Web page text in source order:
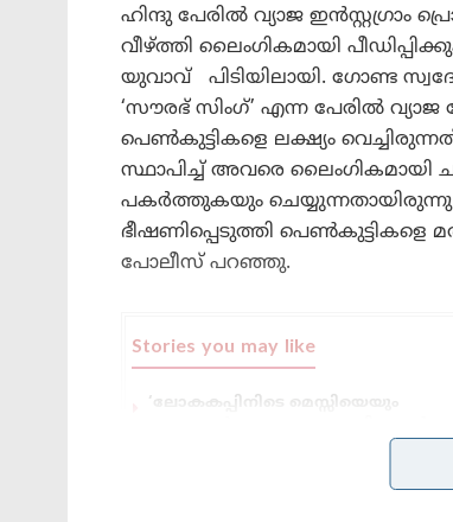
ഹിന്ദു പേരിൽ വ്യാജ
വീഴ്ത്തി ലൈംഗികമായി
യുവാവ് പിടിയിലായി. ഗോണ്ട
‘സൗരഭ് സിംഗ്’ എന്ന പേരിൽ
പെൺകുട്ടികളെ ലക്ഷ്യം
സ്ഥാപിച്ച് അവരെ
പകർത്തുകയും ചെയ്യുന്നതായിരുന്നു
ഭീഷണിപ്പെടുത്തി പെൺകുട്ടികളെ
പോലീസ് പറഞ്ഞു.
Stories you may like
‘ലോകകപ്പിനിടെ മെസ്സിയെയും